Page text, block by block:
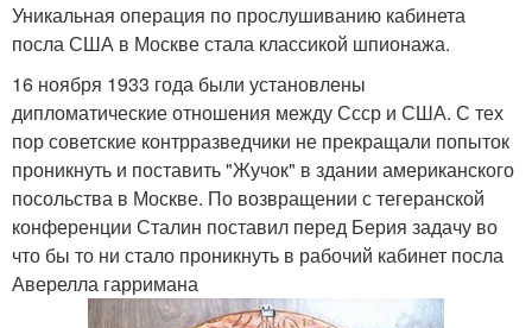
Уникальная операция по прослушиванию кабинета
посла США в Москве стала классикой шпионажа.
16 ноября 1933 года были установлены
дипломатические отношения между Ссср и США. С тех
пор советские контрразведчики не прекращали попыток
проникнуть и поставить "Жучок" в здании американского
посольства в Москве. По возвращении с тегеранской
конференции Сталин поставил перед Берия задачу во
что бы то ни стало проникнуть в рабочий кабинет посла
Аверелла гарримана